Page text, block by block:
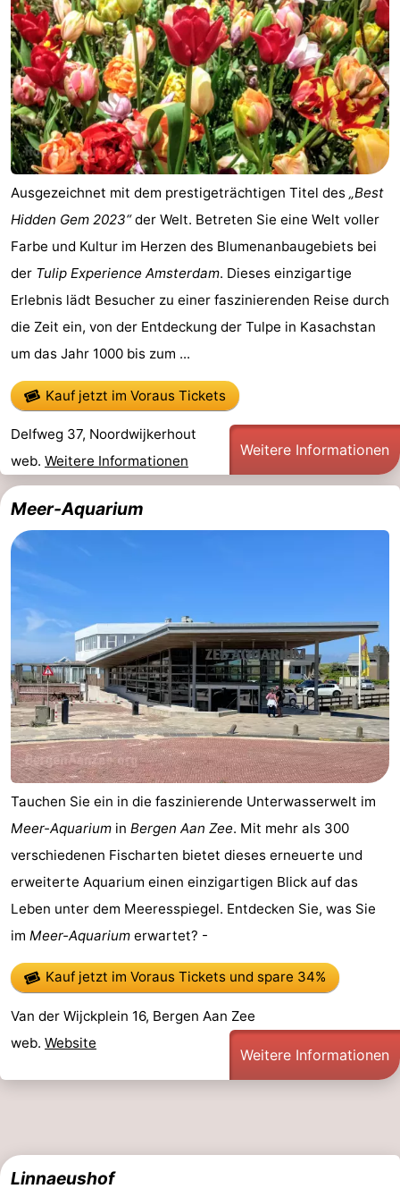
Zee
Alkmaar
-
Egmond
aan
Zee
-
Noordhollands
duinreservaat
-
Natur
Zuid-
Kennermerland
-
Amsterdam
-
Haarlem
-
Zandvoort
Südholland
-
Leiden
Bollenstreek
-
Natur
Hollands
Duin
-
Noordwijk
-
Katwijk
-
Scheveningen
-
Den
Haag
-
Rotterdam
Rockanje
Wetter
Kontakt
Ausgezeichnet mit dem prestigeträchtigen Titel des „Best
Hidden Gem 2023“der Welt. Betreten Sie eine Welt voller
Farbe und Kultur im Herzen des Blumenanbaugebiets bei
der Tulip Experience Amsterdam. Dieses einzigartige
Erlebnis lädt Besucher zu einer faszinierenden Reise durch
die Zeit ein, von der Entdeckung der Tulpe in Kasachstan
um das Jahr 1000 bis zum ...
Kauf jetzt im Voraus Tickets
Delfweg 37, Noordwijkerhout
web. Weitere Informationen
Weitere Informationen
Meer-Aquarium
Tauchen Sie ein in die faszinierende Unterwasserwelt im
Meer-Aquarium in Bergen Aan Zee. Mit mehr als 300
verschiedenen Fischarten bietet dieses erneuerte und
erweiterte Aquarium einen einzigartigen Blick auf das
Leben unter dem Meeresspiegel. Entdecken Sie, was Sie
im Meer-Aquarium erwartet? -
Kauf jetzt im Voraus Tickets und spare 34%
Van der Wijckplein 16, Bergen Aan Zee
web. Website
Weitere Informationen
Linnaeushof